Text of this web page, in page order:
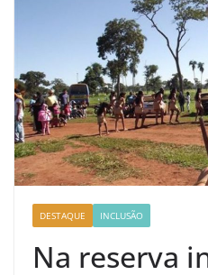
DESTAQUE INCLUSÃO
Na reserva